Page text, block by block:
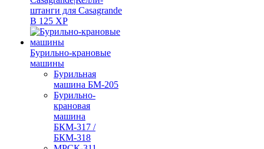
штанги для Casagrande
B 125 XP
Бурильно-крановые
машины
Бурильная
машина БМ-205
Бурильно-
крановая
машина
БКМ-317 /
БКМ-318